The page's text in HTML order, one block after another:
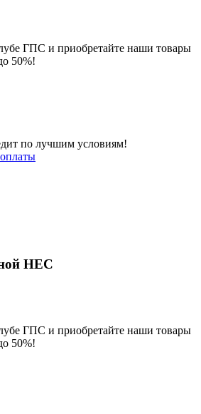
ГПС и приобретайте наши товары
50%!
по лучшим условиям!
HEC
ГПС и приобретайте наши товары
50%!